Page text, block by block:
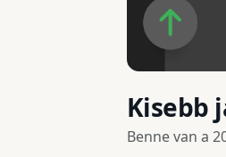
Kisebb
Benne van a